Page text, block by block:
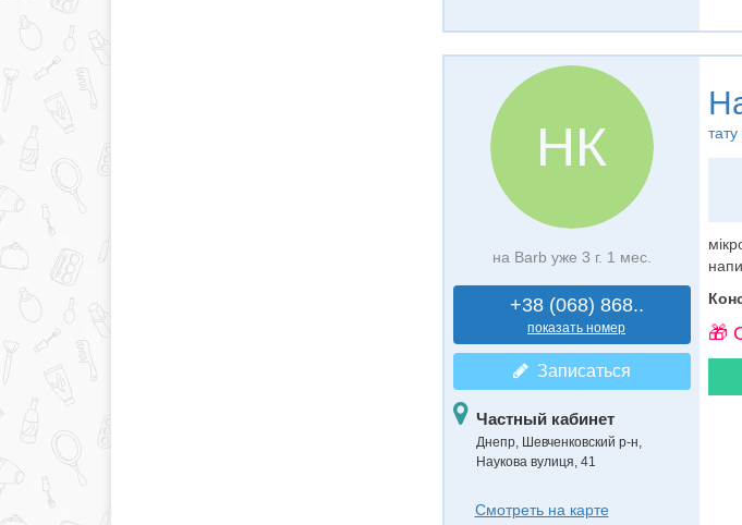
НК
на Barb уже 3 г. 1 мес.
+38 (068) 868..
показать номер
Записаться
Частный кабинет
Днепр, Шевченковский р-н,
Наукова вулиця, 41
Смотреть на карте
🎁